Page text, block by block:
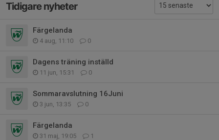
Tidigare nyheter
Färgelanda
4 aug, 11:10 0
Dagens träning inställd
11 jun, 15:31 0
Sommaravslutning 16Juni
3 jun, 13:35 0
Färgelanda
31 maj, 19:05 1